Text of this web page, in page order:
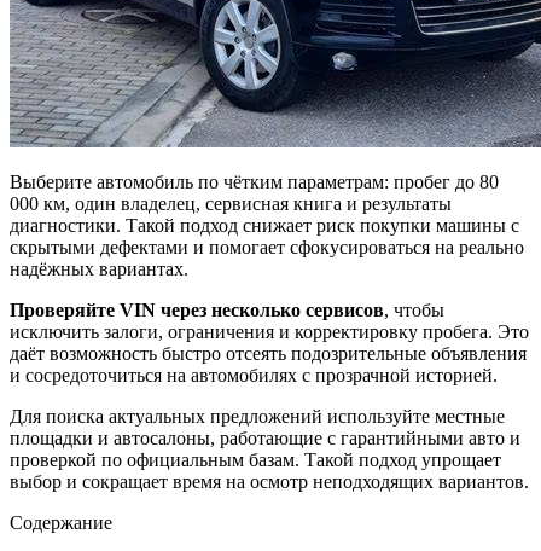
Выберите автомобиль по чётким параметрам: пробег до 80
000 км, один владелец, сервисная книга и результаты
диагностики. Такой подход снижает риск покупки машины с
скрытыми дефектами и помогает сфокусироваться на реально
надёжных вариантах.
Проверяйте VIN через несколько сервисов, чтобы
исключить залоги, ограничения и корректировку пробега. Это
даёт возможность быстро отсеять подозрительные объявления
и сосредоточиться на автомобилях с прозрачной историей.
Для поиска актуальных предложений используйте местные
площадки и автосалоны, работающие с гарантийными авто и
проверкой по официальным базам. Такой подход упрощает
выбор и сокращает время на осмотр неподходящих вариантов.
Содержание